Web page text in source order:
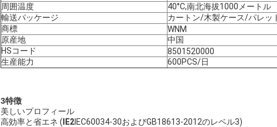
周囲温度
40°C,南北海拔1000メートル
輸送パッケージ
カートン/木製ケース/パレッ
商標
WNM
原産地
中国
HSコード
8501520000
生産能力
600PCS/日
3特徴
美しいプロフィール
高効率と省エネ ( IE2 IEC60034-30およびGB18613-2012のレベル3)